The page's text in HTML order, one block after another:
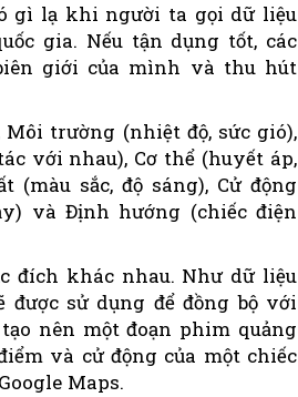
gì lạ khi người ta gọi dữ liệu
gia. Nếu tận dụng tốt, các
giới của mình và thu hút
Môi trường (nhiệt độ, sức gió),
với nhau), Cơ thể (huyết áp,
sắc, độ sáng), Cử động
và Định hướng (chiếc điện
đích khác nhau. Như dữ liệu
được sử dụng để đồng bộ với
nên một đoạn phim quảng
và cử động của một chiếc
Maps.